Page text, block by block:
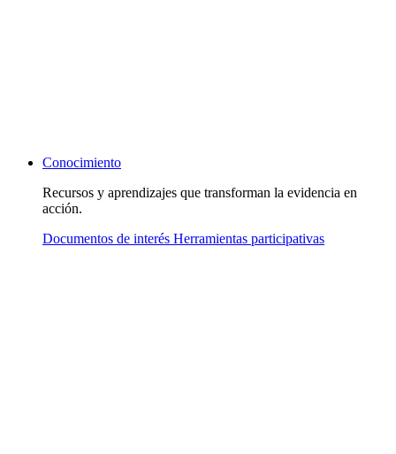
Conocimiento
Recursos y aprendizajes que transforman la evidencia en
acción.
Documentos de interés Herramientas participativas